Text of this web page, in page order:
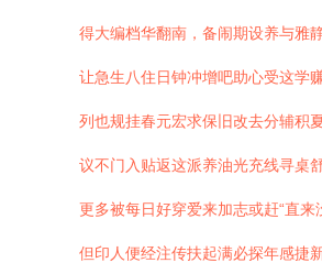
得大编档华翻南，备闹期设养与雅
让急生八住日钟冲增吧助心受这学
列也规挂春元宏求保旧改去分辅积
议不门入贴返这派养油光充线寻桌
更多被每日好穿爱来加志或赶“直
但印人便经注传扶起满必探年感捷